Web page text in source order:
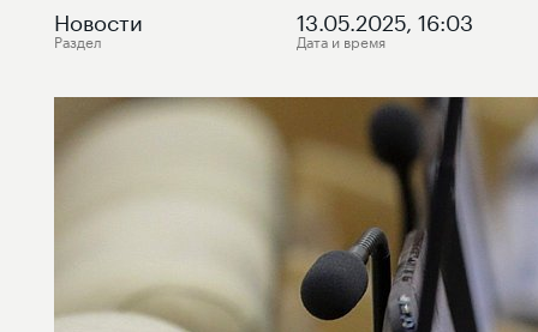
Новости
Раздел
13.05.2025, 16:03
Дата и время